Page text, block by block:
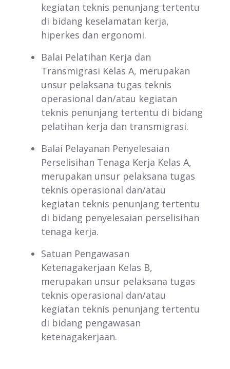
kegiatan teknis penunjang tertentu
di bidang keselamatan kerja,
hiperkes dan ergonomi.
Balai Pelatihan Kerja dan
Transmigrasi Kelas A, merupakan
unsur pelaksana tugas teknis
operasional dan/atau kegiatan
teknis penunjang tertentu di bidang
pelatihan kerja dan transmigrasi.
Balai Pelayanan Penyelesaian
Perselisihan Tenaga Kerja Kelas A,
merupakan unsur pelaksana tugas
teknis operasional dan/atau
kegiatan teknis penunjang tertentu
di bidang penyelesaian perselisihan
tenaga kerja.
Satuan Pengawasan
Ketenagakerjaan Kelas B,
merupakan unsur pelaksana tugas
teknis operasional dan/atau
kegiatan teknis penunjang tertentu
di bidang pengawasan
ketenagakerjaan.